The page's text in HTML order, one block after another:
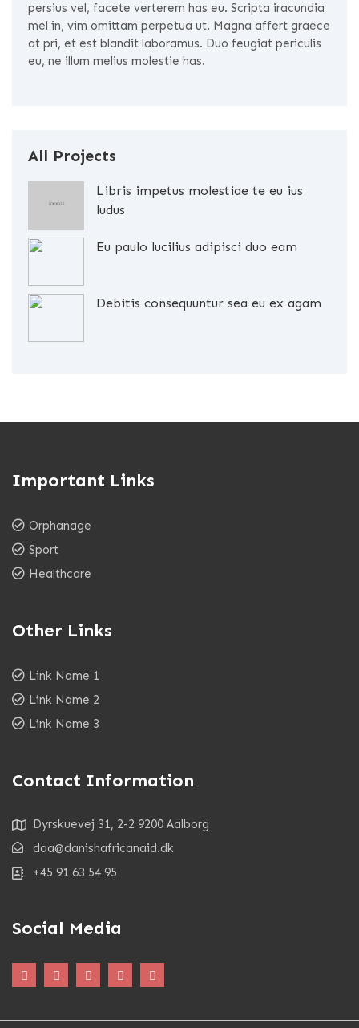
persius vel, facete verterem has eu. Scripta iracundia
mel in, vim omittam perpetua ut. Magna affert graece
at pri, et est blandit laboramus. Duo feugiat periculis
eu, ne illum melius molestie has.
All Projects
Libris impetus molestiae te eu ius
ludus
Eu paulo lucilius adipisci duo eam
Debitis consequuntur sea eu ex agam
Important Links
Orphanage
Sport
Healthcare
Other Links
Link Name 1
Link Name 2
Link Name 3
Contact Information
Dyrskuevej 31, 2-2 9200 Aalborg
daa@danishafricanaid.dk
+45 91 63 54 95
Social Media